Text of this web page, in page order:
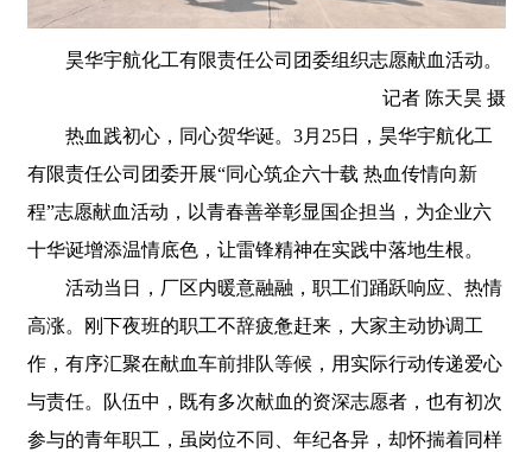
昊华宇航化工有限责任公司团委组织志愿献血活动。
记者 陈天昊 摄
热血践初心，同心贺华诞。3月25日，昊华宇航化工
有限责任公司团委开展“同心筑企六十载 热血传情向新
程”志愿献血活动，以青春善举彰显国企担当，为企业六
十华诞增添温情底色，让雷锋精神在实践中落地生根。
活动当日，厂区内暖意融融，职工们踊跃响应、热情
高涨。刚下夜班的职工不辞疲惫赶来，大家主动协调工
作，有序汇聚在献血车前排队等候，用实际行动传递爱心
与责任。队伍中，既有多次献血的资深志愿者，也有初次
参与的青年职工，虽岗位不同、年纪各异，却怀揣着同样